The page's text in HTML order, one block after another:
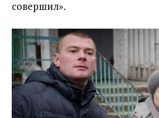
совершил».